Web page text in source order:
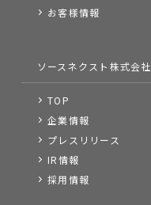
お客様情報
ソースネクスト株式会社
TOP
企業情報
プレスリリース
IR情報
採用情報